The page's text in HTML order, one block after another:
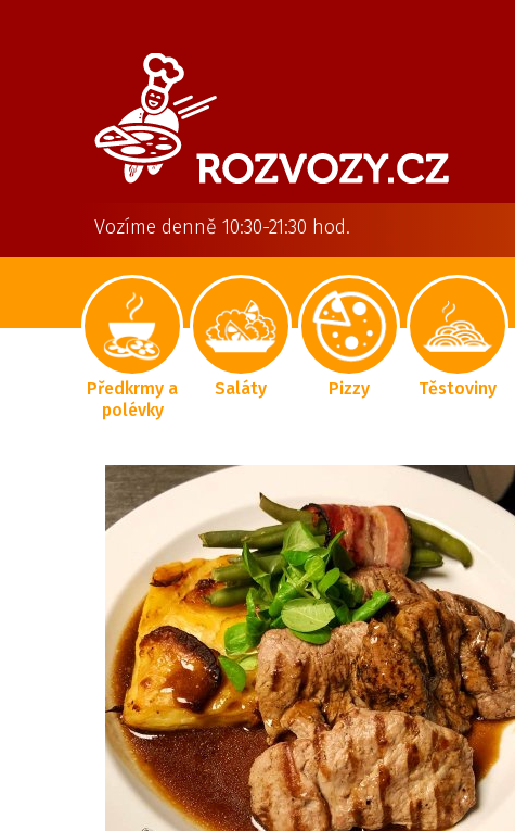
Vozíme denně 10:30-21:30 hod.
Předkrmy a
polévky
Saláty Pizzy Těstoviny